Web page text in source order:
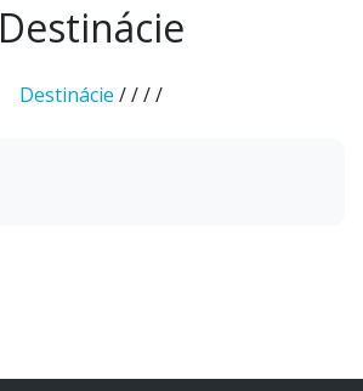
Destinácie
Destinácie ////